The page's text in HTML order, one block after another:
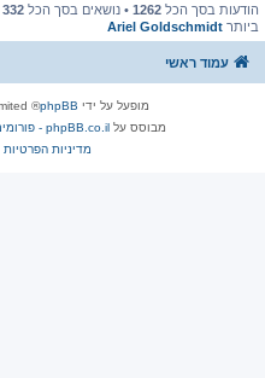
הודעות בסך הכל 1262 • נושאים בסך הכל 332
ביותר Ariel Goldschmidt
עמוד ראשי
מופעל על ידי phpBB
® Forum Software © phpBB Limited
מבוסס על phpBB.co.il - פורומים בעברית
מדיניות הפרטיות